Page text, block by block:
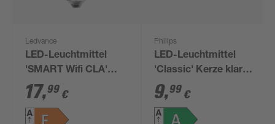
Ledvance
LED-Leuchtmittel
'SMART Wifi CLA'
dimmbar
Standardform matt
E27 9,5 W 1055 lm
17,99 €
Philips
LED-Leuchtmittel
'Classic' Kerze klar
E14 40 W 485 lm
neutralweiß
9,99 €